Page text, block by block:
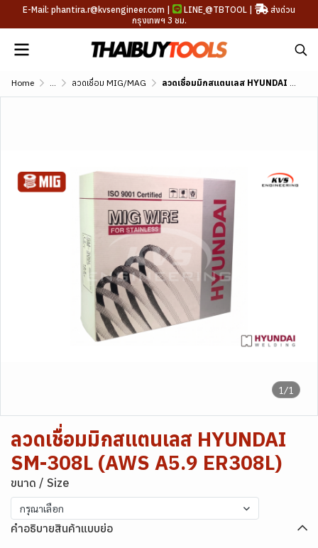
E-Mail: phantira.r@kvsengineer.com | LINE @TBTOOL |
ส่งด่วน
กรุงเทพฯ 3 ชม.
Home ... ลวดเชื่อม MIG/MAG ลวดเชื่อมมิกสแตนเลส HYUNDAI SM-308L (AWS A5.9 ER308L)
1/1
ลวดเชื่อมมิกสแตนเลส HYUNDAI
SM-308L (AWS A5.9 ER308L)
ขนาด / Size
กรุณาเลือก
คำอธิบายสินค้าแบบย่อ